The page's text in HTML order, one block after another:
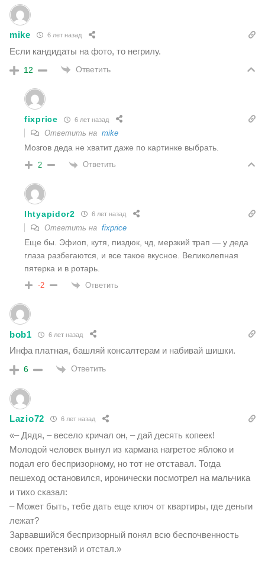
mike 6 лет назад
Если кандидаты на фото, то негрилу.
12 Ответить
fixprice 6 лет назад
Ответить на mike
Мозгов деда не хватит даже по картинке выбрать.
2 Ответить
Ihtyapidor2 6 лет назад
Ответить на fixprice
Еще бы. Эфиоп, кутя, пиздюк, чд, мерзкий трап — у деда
глаза разбегаются, и все такое вкусное. Великолепная
пятерка и в ротарь.
-2 Ответить
bob1 6 лет назад
Инфа платная, башляй консалтерам и набивай шишки.
6 Ответить
Lazio72 6 лет назад
«– Дядя, – весело кричал он, – дай десять копеек!
Молодой человек вынул из кармана нагретое яблоко и
подал его беспризорному, но тот не отставал. Тогда
пешеход остановился, иронически посмотрел на мальчика
и тихо сказал:
– Может быть, тебе дать еще ключ от квартиры, где деньги
лежат?
Зарвавшийся беспризорный понял всю беспочвенность
своих претензий и отстал.»